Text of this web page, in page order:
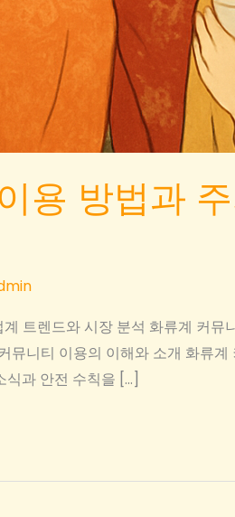
용 방법과
트렌드와 시장 분석 화류계 커
뮤니티 이용의 이해와 소개 화류
식과 안전 수칙을 […]